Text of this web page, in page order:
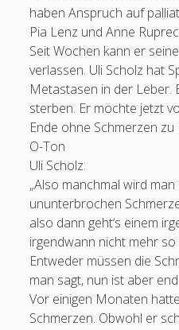
haben Anspruch auf
Pia Lenz und Anne
Seit Wochen kann er
verlassen. Uli Scholz hat
Metastasen in der Leber.
sterben. Er möchte jetzt
Ende ohne Schmerzen zu
O-Ton
Uli Scholz:
„Also manchmal wird
ununterbrochen
also dann geht‘s einem
irgendwann nicht mehr
Entweder müssen die
man sagt, nun ist aber
Vor einigen Monaten
Schmerzen. Obwohl er